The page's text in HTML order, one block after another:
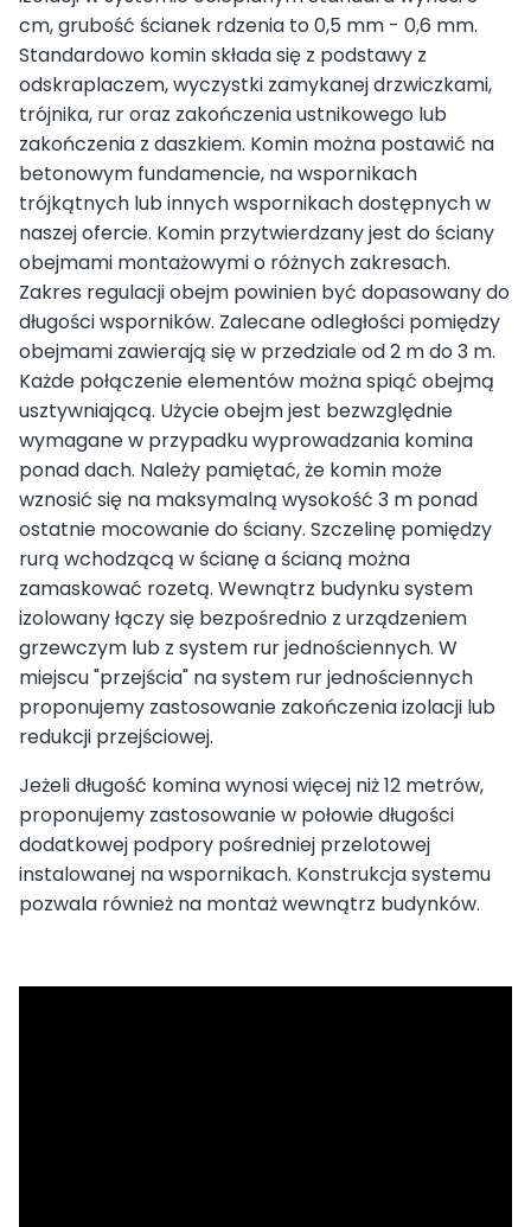
cm, grubość ścianek rdzenia to 0,5 mm - 0,6 mm.
Standardowo komin składa się z podstawy z
odskraplaczem, wyczystki zamykanej drzwiczkami,
trójnika, rur oraz zakończenia ustnikowego lub
zakończenia z daszkiem. Komin można postawić na
betonowym fundamencie, na wspornikach
trójkątnych lub innych wspornikach dostępnych w
naszej ofercie. Komin przytwierdzany jest do ściany
obejmami montażowymi o różnych zakresach.
Zakres regulacji obejm powinien być dopasowany do
długości wsporników. Zalecane odległości pomiędzy
obejmami zawierają się w przedziale od 2 m do 3 m.
Każde połączenie elementów można spiąć obejmą
usztywniającą. Użycie obejm jest bezwzględnie
wymagane w przypadku wyprowadzania komina
ponad dach. Należy pamiętać, że komin może
wznosić się na maksymalną wysokość 3 m ponad
ostatnie mocowanie do ściany. Szczelinę pomiędzy
rurą wchodzącą w ścianę a ścianą można
zamaskować rozetą. Wewnątrz budynku system
izolowany łączy się bezpośrednio z urządzeniem
grzewczym lub z system rur jednościennych. W
miejscu "przejścia" na system rur jednościennych
proponujemy zastosowanie zakończenia izolacji lub
redukcji przejściowej.
Jeżeli długość komina wynosi więcej niż 12 metrów,
proponujemy zastosowanie w połowie długości
dodatkowej podpory pośredniej przelotowej
instalowanej na wspornikach. Konstrukcja systemu
pozwala również na montaż wewnątrz budynków.